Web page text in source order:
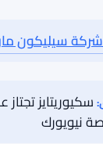
جدول زمني
التي
اتجاه هيئة
الخارجية غير
— خاصة تلك